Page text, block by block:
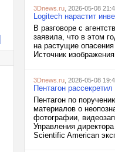
3Dnews.ru , 2026-05-08
Logitech нарастит
В разговоре с
заявила, что в этом
на растущие
Источник
3Dnews.ru , 2026-05-08
Пентагон
Пентагон по
материалов о
фотографии,
Управления
Scientific American